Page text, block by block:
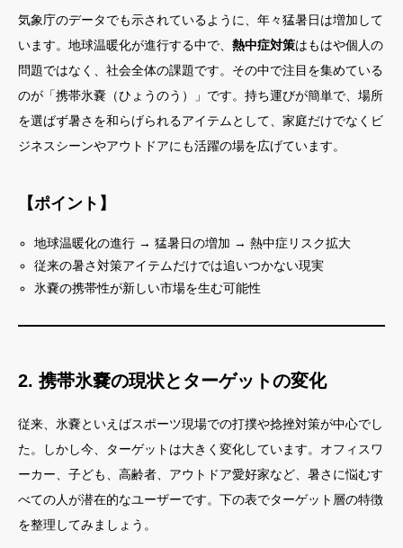
気象庁のデータでも示されているように、年々猛暑日は増加して
います。地球温暖化が進行する中で、 熱中症対策はもはや個人の
問題ではなく、社会全体の課題です。その中で注目を集めている
のが「携帯氷嚢（ひょうのう）」です。持ち運びが簡単で、場所
を選ばず暑さを和らげられるアイテムとして、家庭だけでなくビ
ジネスシーンやアウトドアにも活躍の場を広げています。
【ポイント】
地球温暖化の進行 → 猛暑日の増加 → 熱中症リスク拡大
従来の暑さ対策アイテムだけでは追いつかない現実
氷嚢の携帯性が新しい市場を生む可能性
2. 携帯氷嚢の現状とターゲットの変化
従来、氷嚢といえばスポーツ現場での打撲や捻挫対策が中心でし
た。しかし今、ターゲットは大きく変化しています。オフィスワ
ーカー、子ども、高齢者、アウトドア愛好家など、暑さに悩むす
べての人が潜在的なユーザーです。下の表でターゲット層の特徴
を整理してみましょう。